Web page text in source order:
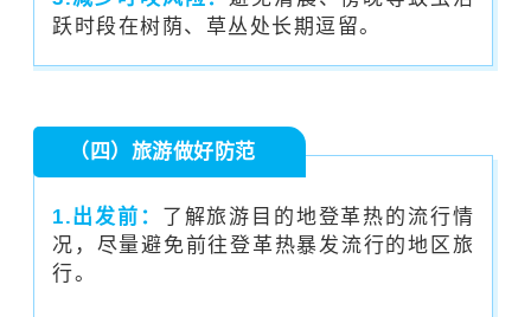
跃时段在树荫、草丛处长期逗留。
（四）旅游做好防范
1.出发前： 了解旅游目的地登革热的流行情
况，尽量避免前往登革热暴发流行的地区旅
行。